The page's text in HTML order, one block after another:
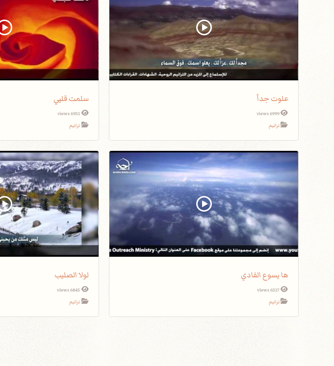
علوت جداً
6999 views
ترانيم
سلمت قلبي
ترانيم
ها يسوع الفادي
6517 views
ترانيم
لولا الصليب
ترانيم